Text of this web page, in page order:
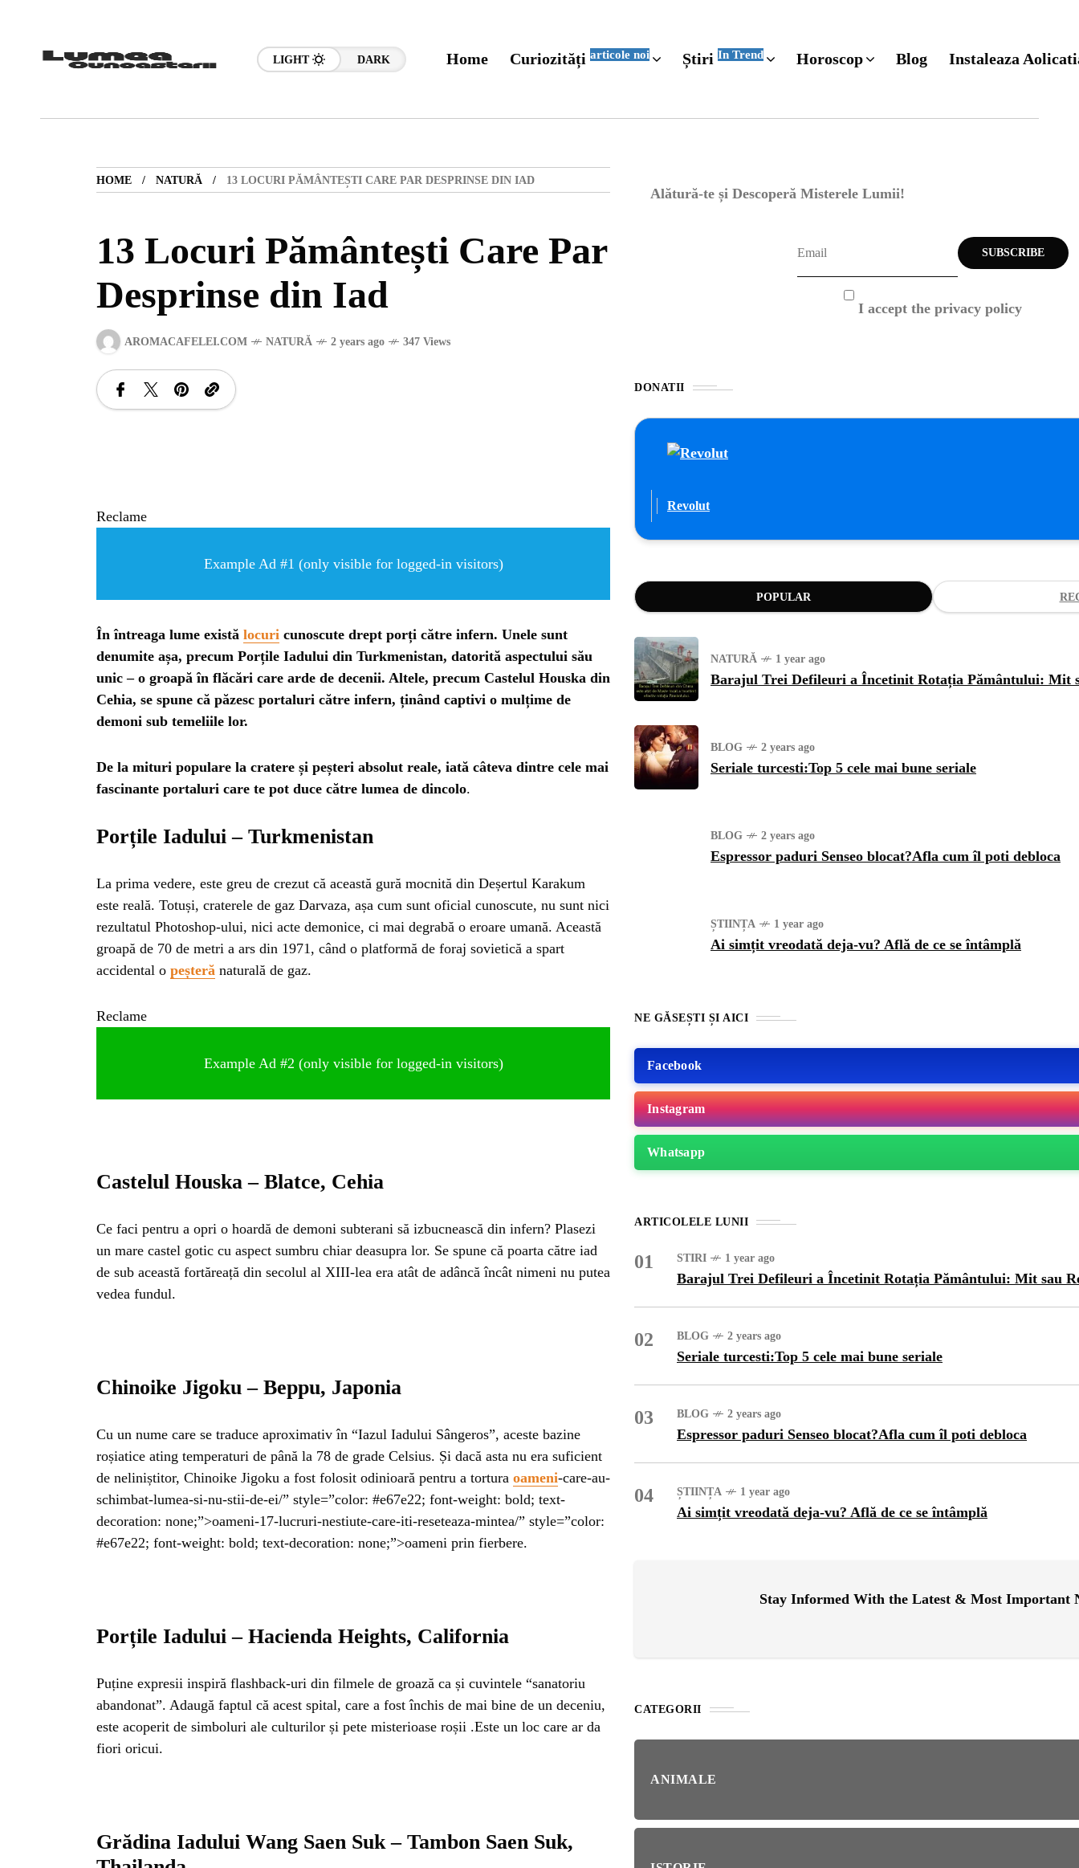
LIGHT DARK Home Curiozități articole noi Știri In Trend Horoscop Blog Instaleaza
HOME NATURĂ 13 LOCURI PĂMÂNTEȘTI CARE PAR DESPRINSE DIN IAD
13 Locuri Pământești Care Par
Desprinse din Iad
AROMACAFELEI.COM NATURĂ 2 years ago 347 Views
Reclame
Example Ad #1 (only visible for logged-in visitors)
În întreaga lume există locuri cunoscute drept porți către infern. Unele sunt
denumite așa, precum Porțile Iadului din Turkmenistan, datorită aspectului său
unic – o groapă în flăcări care arde de decenii. Altele, precum Castelul Houska din
Cehia, se spune că păzesc portaluri către infern, ținând captivi o mulțime de
demoni sub temeliile lor.
De la mituri populare la cratere și peșteri absolut reale, iată câteva dintre cele mai
fascinante portaluri care te pot duce către lumea de dincolo.
Porțile Iadului – Turkmenistan
La prima vedere, este greu de crezut că această gură mocnită din Deșertul Karakum
este reală. Totuși, craterele de gaz Darvaza, așa cum sunt oficial cunoscute, nu sunt nici
rezultatul Photoshop-ului, nici acte demonice, ci mai degrabă o eroare umană. Această
groapă de 70 de metri a ars din 1971, când o platformă de foraj sovietică a spart
accidental o peșteră naturală de gaz.
Reclame
Example Ad #2 (only visible for logged-in visitors)
Castelul Houska – Blatce, Cehia
Ce faci pentru a opri o hoardă de demoni subterani să izbucnească din infern? Plasezi
un mare castel gotic cu aspect sumbru chiar deasupra lor. Se spune că poarta către iad
de sub această fortăreață din secolul al XIII-lea era atât de adâncă încât nimeni nu putea
vedea fundul.
Chinoike Jigoku – Beppu, Japonia
Cu un nume care se traduce aproximativ în “Iazul Iadului Sângeros”, aceste bazine
roșiatice ating temperaturi de până la 78 de grade Celsius. Și dacă asta nu era suficient
de neliniștitor, Chinoike Jigoku a fost folosit odinioară pentru a tortura oameni-care-au-
schimbat-lumea-si-nu-stii-de-ei/” style=”color: #e67e22; font-weight: bold; text-
decoration: none;”>oameni-17-lucruri-nestiute-care-iti-reseteaza-mintea/” style=”color:
#e67e22; font-weight: bold; text-decoration: none;”>oameni prin fierbere.
Porțile Iadului – Hacienda Heights, California
Puține expresii inspiră flashback-uri din filmele de groază ca și cuvintele “sanatoriu
abandonat”. Adaugă faptul că acest spital, care a fost închis de mai bine de un deceniu,
este acoperit de simboluri ale culturilor și pete misterioase roșii .Este un loc care ar da
fiori oricui.
Grădina Iadului Wang Saen Suk – Tambon Saen Suk,
Alătură-te și Descoperă Misterele Lumii!
I accept the privacy policy
DONATII
Revolut
POPULAR
NATURĂ 1 year ago
Barajul Trei Defileuri a Încetinit Rotația Pământului: Mit
BLOG 2 years ago
Seriale turcesti:Top 5 cele mai bune seriale
BLOG 2 years ago
Espressor paduri Senseo blocat?Afla cum îl poti debloca
ȘTIINȚA 1 year ago
Ai simțit vreodată deja-vu? Află de ce se întâmplă
NE GĂSEȘTI ȘI AICI
Facebook
Instagram
Whatsapp
ARTICOLELE LUNII
01 STIRI 1 year ago
Barajul Trei Defileuri a Încetinit Rotația Pământului: Mit sau
02 BLOG 2 years ago
Seriale turcesti:Top 5 cele mai bune seriale
03 BLOG 2 years ago
Espressor paduri Senseo blocat?Afla cum îl poti debloca
04 ȘTIINȚA 1 year ago
Ai simțit vreodată deja-vu? Află de ce se întâmplă
Stay Informed With the Latest & Most Important
CATEGORII
ANIMALE
HOME
BLOG
HOROSCOP
ENGLISH
TRAVEL
SANATATE SI
ISTORIE
ȘTIINȚA 1 year ago
Mit sau Realitate?
Seriale turcesti:Top 5 cele mai
Espressor paduri Senseo